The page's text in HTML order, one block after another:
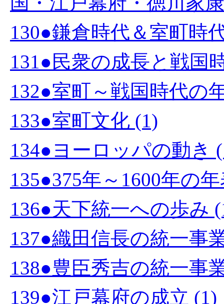
130●鎌倉時代＆室町時
131●民衆の成長と戦国
132●室町～戦国時代の
133●室町文化 (1)
134●ヨーロッパの動き
135●375年～1600年の
136●天下統一への歩み
137●織田信長の統一事
138●豊臣秀吉の統一事
139●江戸幕府の成立 (1)